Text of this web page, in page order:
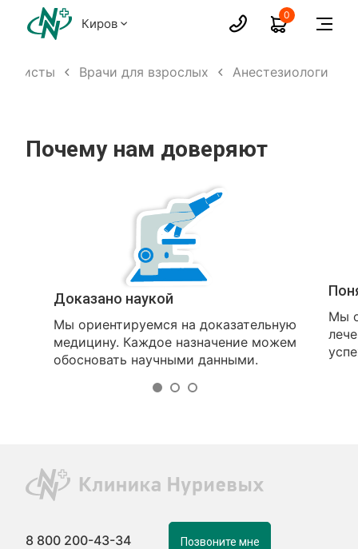
Киров
0
Врачи для взрослых Анестезиологи
Почему нам доверяют
Доказано наукой
Мы ориентируемся на доказательную
медицину. Каждое назначение можем
обосновать научными данными.
Мы
8 800 200-43-34 Позвоните мне